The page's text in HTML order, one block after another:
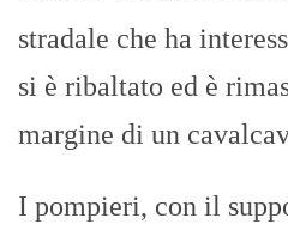
stradale che ha
si è ribaltato ed è
margine di un
I pompieri, con il